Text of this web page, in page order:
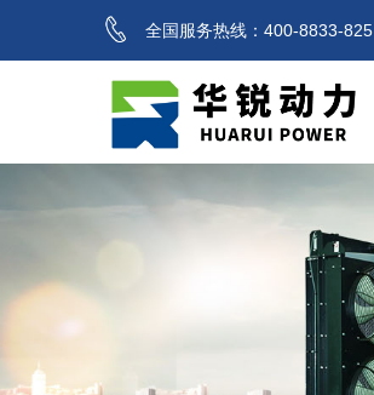
全国服务热线：400-8833-825